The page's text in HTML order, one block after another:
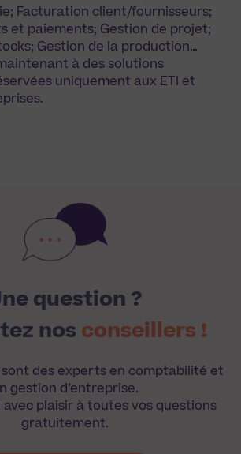
Facturation client/fournisseurs;
et paiements; Gestion de projet;
Gestion de la production…
à des solutions
uniquement aux ETI et
question ?
nos conseillers !
sont des experts en comptabilité et
gestion d’entreprise.
plaisir à toutes vos questions
gratuitement.